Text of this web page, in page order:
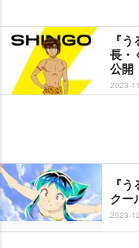
『
長・
公開
2023-
『
クー
2023-